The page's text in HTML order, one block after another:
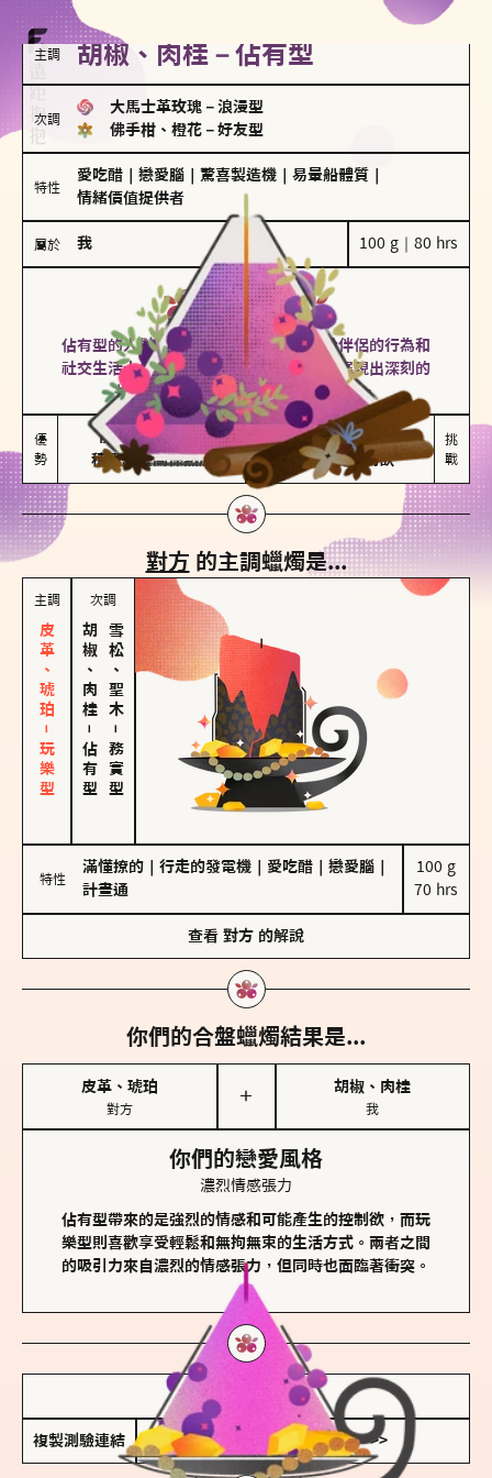
主調 胡椒、肉桂－佔有型
次調
大馬士革玫瑰 － 浪漫型
佛手柑、橙花 － 好友型
特性
愛吃醋 戀愛腦 驚喜製造機 易暈船體質
情緒價值提供者
屬於 我 100 g｜80 hrs
佔有型
胡椒、肉桂
佔有型的人對愛情有強烈的保護欲，對於伴侶的行為和
社交生活十分敏感、容易吃醋。在關係中展現出深刻的
投入和激情，但也可能讓人感到窒息。
優
勢
能建立緊密關係
積極維繫關係熱度
嫉妒心較強
可能出現控制欲
挑
戰
對方 的主調蠟燭是...
主調
皮革、琥珀－玩樂型
次調
胡椒、肉桂
－
佔有型
雪松、聖木
－
務實型
特性
滿懂撩的 行走的發電機 愛吃醋 戀愛腦
計畫通
100 g
70 hrs
查看 對方 的解說
你們的合盤蠟燭結果是...
皮革、琥珀
對方
＋
胡椒、肉桂
我
你們的戀愛風格
濃烈情感張力
佔有型帶來的是強烈的情感和可能產生的控制欲，而玩
樂型則喜歡享受輕鬆和無拘無束的生活方式。兩者之間
的吸引力來自濃烈的情感張力，但同時也面臨著衝突。
儲存我的結果圖
複製測驗連結 查看香氛類型全解析 >>>